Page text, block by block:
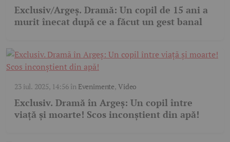
Exclusiv/Argeș. Dramă: Un copil de 15 ani a
murit înecat după ce a făcut un gest banal
23 iul. 2025, 14:56în Evenimente,Video
Exclusiv. Dramă în Argeș: Un copil între
viață și moarte! Scos inconștient din apă!